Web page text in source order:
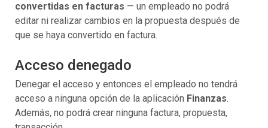
convertidas en facturas — un empleado no podrá
editar ni realizar cambios en la propuesta después de
que se haya convertido en factura.
Acceso denegado
Denegar el acceso y entonces el empleado no tendrá
acceso a ninguna opción de la aplicación Finanzas.
Además, no podrá crear ninguna factura, propuesta,